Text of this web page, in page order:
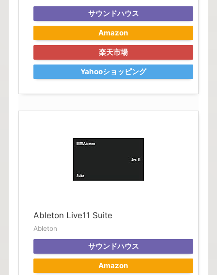
サウンドハウス
Amazon
楽天市場
Yahooショッピング
Ableton Live11 Suite
Ableton
サウンドハウス
Amazon